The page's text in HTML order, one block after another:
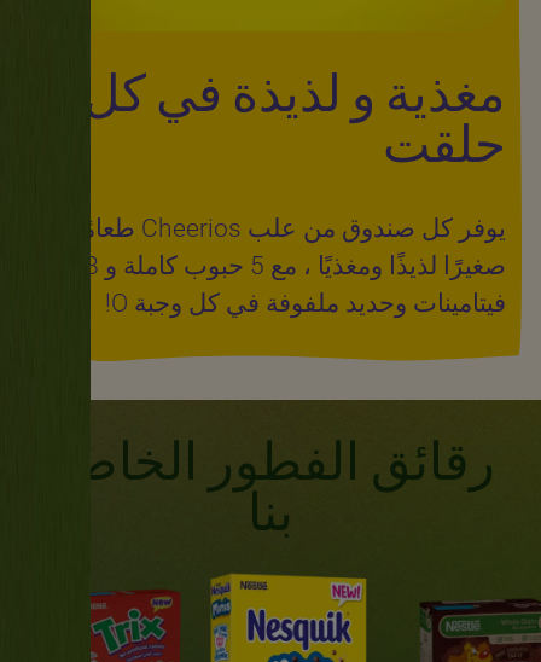
مغذية و لذيذة في كل
حلقت
يوفر كل صندوق من علب Cheerios طعامًا
صغيرًا لذيذًا ومغذيًا ، مع 5 حبوب كاملة و 8
فيتامينات وحديد ملفوفة في كل وجبة O!
رقائق الفطور الخاصة
بنا